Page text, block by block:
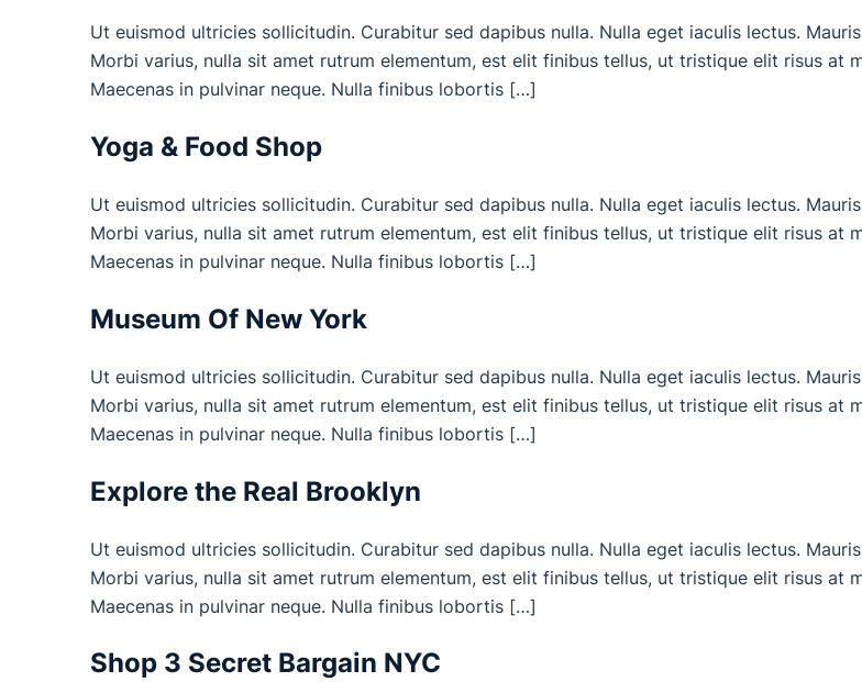
Ut euismod ultricies sollicitudin. Curabitur sed dapibus nulla. Nulla eget iaculis lectus.
Morbi varius, nulla sit amet rutrum elementum, est elit finibus tellus, ut tristique elit risus at
Maecenas in pulvinar neque. Nulla finibus lobortis […]
Yoga & Food Shop
Ut euismod ultricies sollicitudin. Curabitur sed dapibus nulla. Nulla eget iaculis lectus.
Morbi varius, nulla sit amet rutrum elementum, est elit finibus tellus, ut tristique elit risus at
Maecenas in pulvinar neque. Nulla finibus lobortis […]
Museum Of New York
Ut euismod ultricies sollicitudin. Curabitur sed dapibus nulla. Nulla eget iaculis lectus.
Morbi varius, nulla sit amet rutrum elementum, est elit finibus tellus, ut tristique elit risus at
Maecenas in pulvinar neque. Nulla finibus lobortis […]
Explore the Real Brooklyn
Ut euismod ultricies sollicitudin. Curabitur sed dapibus nulla. Nulla eget iaculis lectus.
Morbi varius, nulla sit amet rutrum elementum, est elit finibus tellus, ut tristique elit risus at
Maecenas in pulvinar neque. Nulla finibus lobortis […]
Shop 3 Secret Bargain NYC